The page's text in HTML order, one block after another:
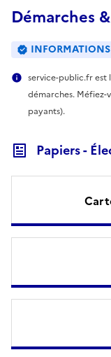
Démarches
INFORMATIONS
service-public.fr est
démarches. Méfiez-
payants).
Papiers -